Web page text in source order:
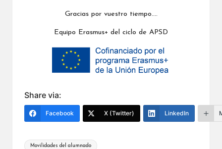
Gracias por vuestro tiempo….
Equipo Erasmus+ del ciclo de APSD
Share via:
Facebook X (Twitter) LinkedIn
Etiquetas:
Movilidades del alumnado